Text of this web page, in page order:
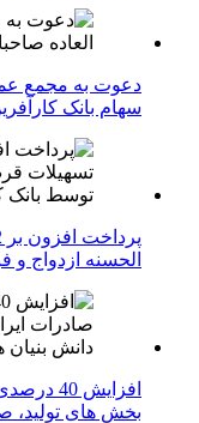
دعوت به مجمع
سهام بانک
الحسنه ازدواج
افزایش
بخش های تولید،